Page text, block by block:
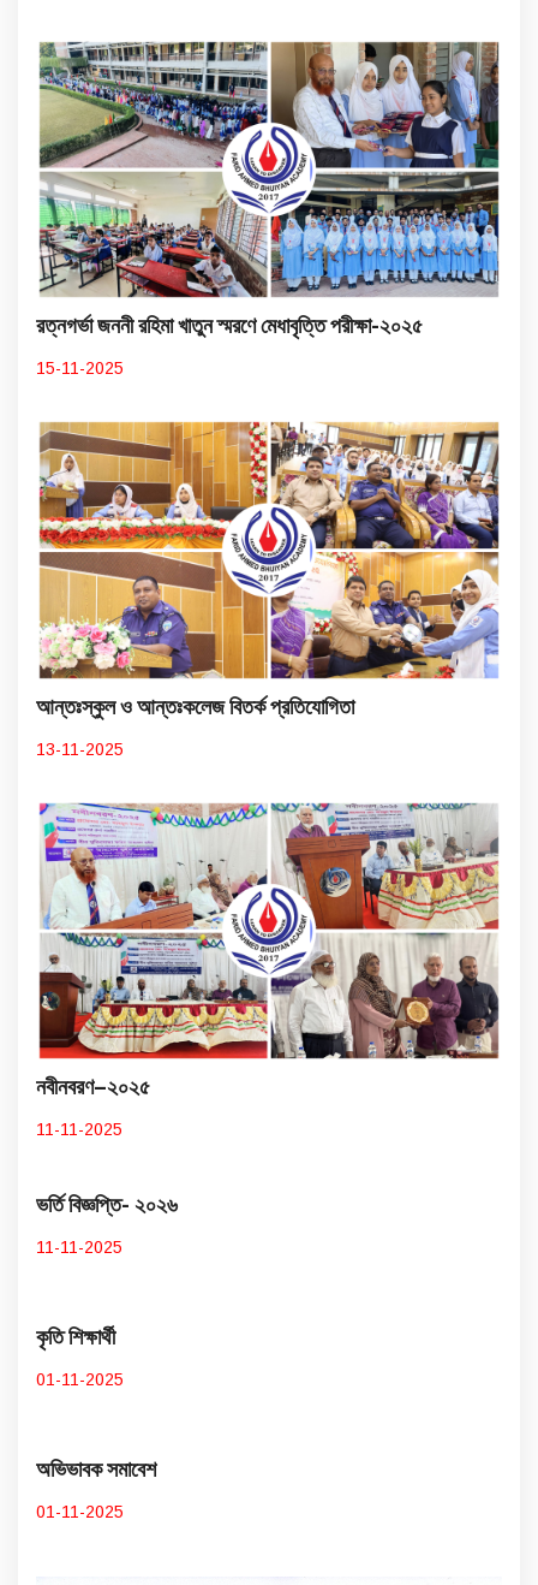
রত্নগর্ভা জননী রহিমা খাতুন স্মরণে মেধাবৃত্তি পরীক্ষা-২০২৫
15-11-2025
আন্তঃস্কুল ও আন্তঃকলেজ বিতর্ক প্রতিযোগিতা
13-11-2025
নবীনবরণ–২০২৫
11-11-2025
ভর্তি বিজ্ঞপ্তি- ২০২৬
11-11-2025
কৃতি শিক্ষার্থী
01-11-2025
অভিভাবক সমাবেশ
01-11-2025